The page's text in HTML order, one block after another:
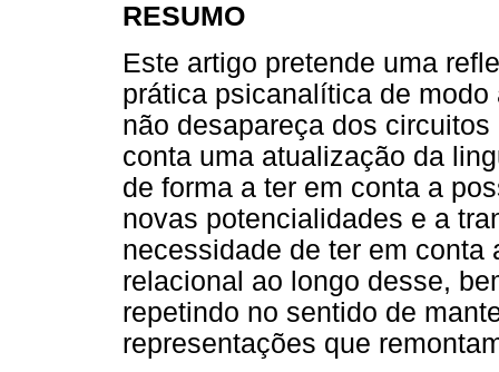
RESUMO
Este artigo pretende uma
prática psicanalítica de
não desapareça dos
conta uma atualização da
de forma a ter em conta a
novas potencialidades e a
necessidade de ter em
relacional ao longo desse,
repetindo no sentido de
representações que